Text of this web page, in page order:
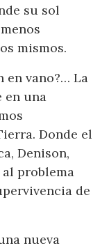
su sol
mismos.
en vano?… La
una
Donde el
Denison,
problema
de
nueva